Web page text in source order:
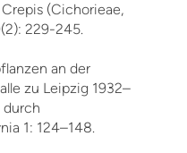
(Cichorieae,
229-245.
an der
zu Leipzig 1932–
durch
1: 124–148.